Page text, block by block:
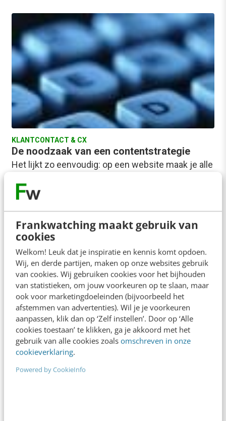
Frankwatching maakt gebruik van
cookies
Welkom! Leuk dat je inspiratie en kennis komt opdoen.
Wij, en derde partijen, maken op onze websites gebruik
van cookies. Wij gebruiken cookies voor het bijhouden
van statistieken, om jouw voorkeuren op te slaan, maar
ook voor marketingdoeleinden (bijvoorbeeld het
afstemmen van advertenties). Wil je je voorkeuren
aanpassen, klik dan op ‘Zelf instellen’. Door op ‘Alle
cookies toestaan’ te klikken, ga je akkoord met het
gebruik van alle cookies zoals omschreven in onze
cookieverklaring.
Powered by CookieInfo
KLANTCONTACT & CX
De noodzaak van een contentstrategie
Het lijkt zo eenvoudig: op een website maak je alle
iedereen toegankelijk. Je core…
Louise Nell· 16 jaar geleden
MARKETING
7 Google Analytics-tips van het Wereld